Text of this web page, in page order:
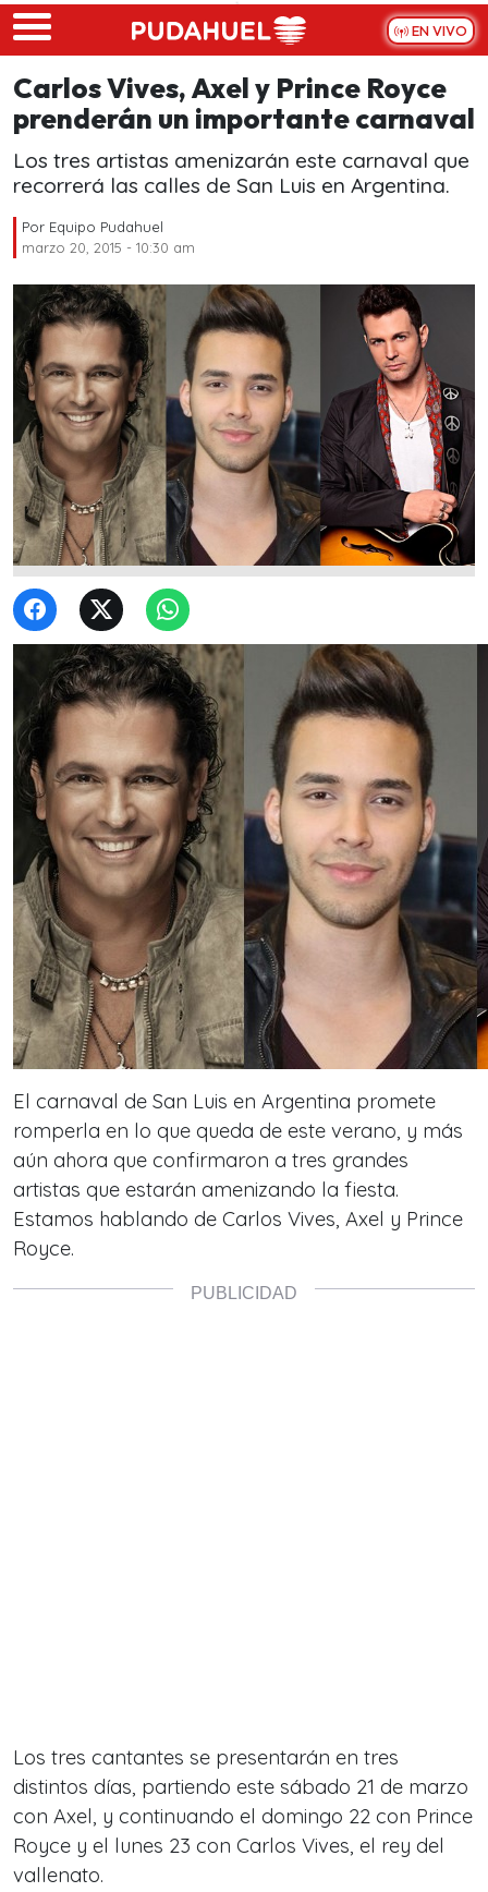
Skip to main content
EN VIVO
Carlos Vives, Axel y Prince Royce
prenderán un importante carnaval
Los tres artistas amenizarán este carnaval que
recorrerá las calles de San Luis en Argentina.
Por Equipo Pudahuel
marzo 20, 2015 - 10:30 am
El carnaval de San Luis en Argentina promete
romperla en lo que queda de este verano, y más
aún ahora que confirmaron a tres grandes
artistas que estarán amenizando la fiesta.
Estamos hablando de Carlos Vives, Axel y Prince
Royce.
Los tres cantantes se presentarán en tres
distintos días, partiendo este sábado 21 de marzo
con Axel, y continuando el domingo 22 con Prince
Royce y el lunes 23 con Carlos Vives, el rey del
vallenato.